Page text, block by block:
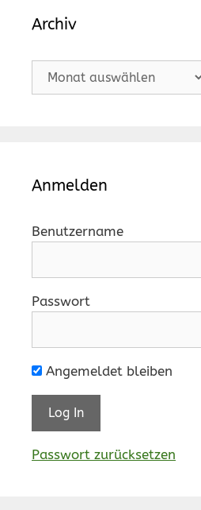
Archiv
Archiv
Anmelden
Benutzername
Passwort
Angemeldet bleiben
Passwort zurücksetzen